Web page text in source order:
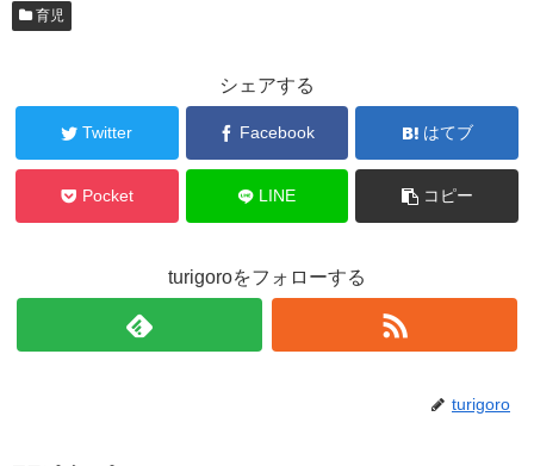
育児
シェアする
Twitter Facebook はてブ
Pocket LINE コピー
turigoroをフォローする
turigoro